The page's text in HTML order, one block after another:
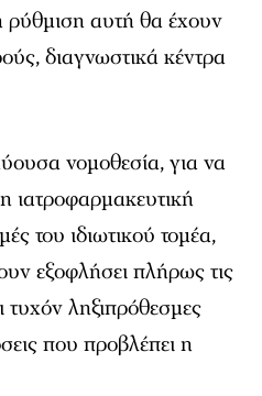
ρύθμιση αυτή θα έχουν
διαγνωστικά κέντρα
νομοθεσία, για να
ιατροφαρμακευτική
του ιδιωτικού τομέα,
εξοφλήσει πλήρως τις
τυχόν ληξιπρόθεσμες
που προβλέπει η